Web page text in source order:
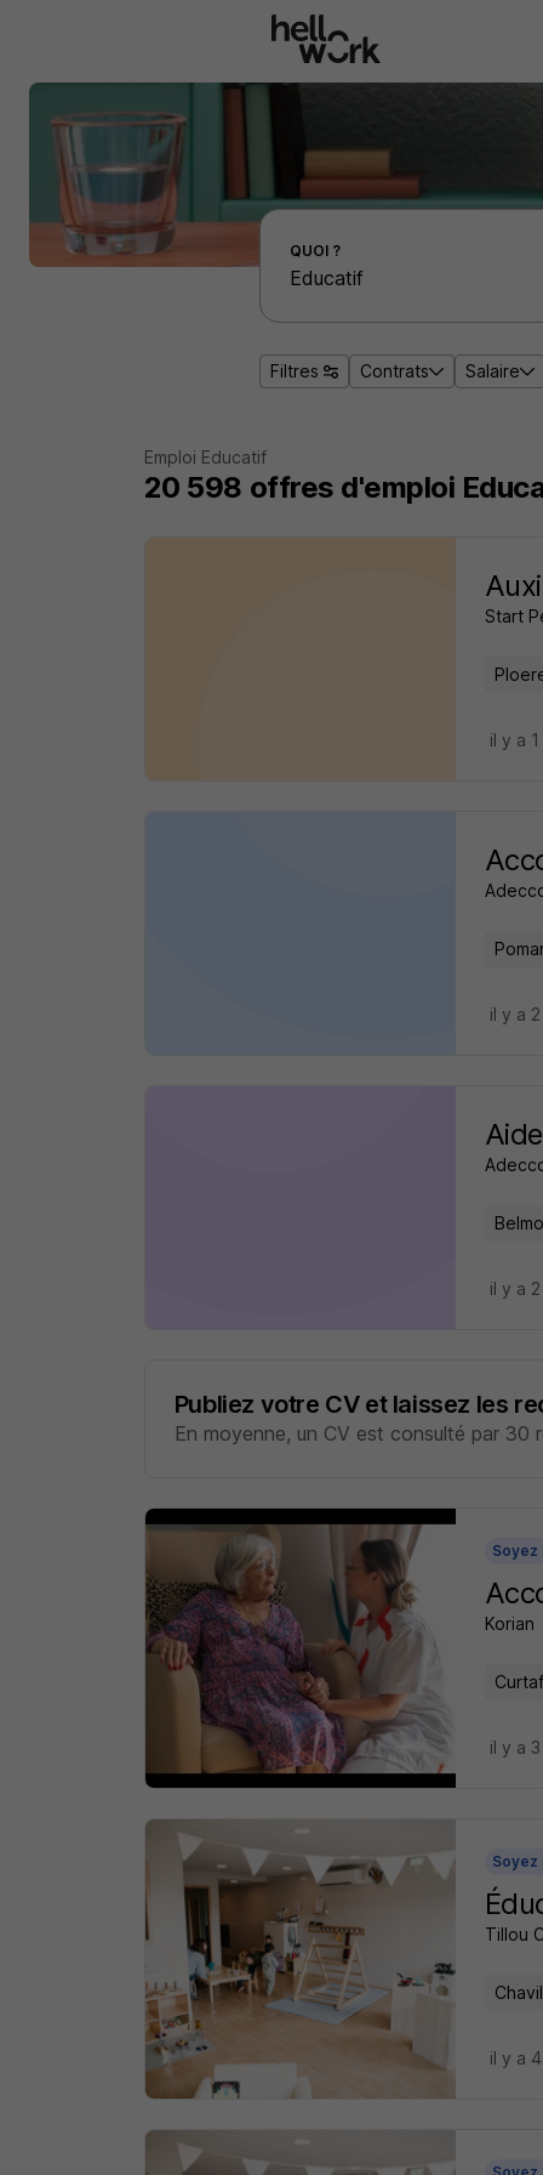
Effectuer une recherche d'emploi par localité
QUOI ?
Filtres Contrats Salaire
Emploi Educatif
20 598 offres d'emploi
Start
il y a
il y a
il y a
Publiez votre CV et laissez les
En moyenne, un CV est consulté par 30
Soyez
Korian
il y a
Soyez
Tillou
il y a